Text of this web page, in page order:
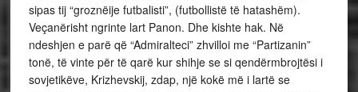
sipas tij “groznëije futbalisti”, (futbollistë të hatashëm).
Veçanërisht ngrinte lart Panon. Dhe kishte hak. Në
ndeshjen e parë që “Admiralteci” zhvilloi me “Partizanin”
tonë, të vinte për të qarë kur shihje se si qendërmbrojtësi i
sovjetikëve, Krizhevskij, zdap, një kokë më i lartë se